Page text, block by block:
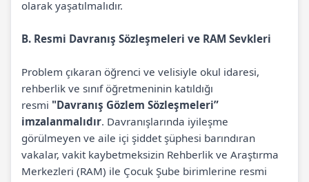
olarak yaşatılmalıdır.
B. Resmi Davranış Sözleşmeleri ve RAM Sevkleri
Problem çıkaran öğrenci ve velisiyle okul idaresi,
rehberlik ve sınıf öğretmeninin katıldığı
resmi "Davranış Gözlem Sözleşmeleri”
imzalanmalıdır. Davranışlarında iyileşme
görülmeyen ve aile içi şiddet şüphesi barındıran
vakalar, vakit kaybetmeksizin Rehberlik ve Araştırma
Merkezleri (RAM) ile Çocuk Şube birimlerine resmi